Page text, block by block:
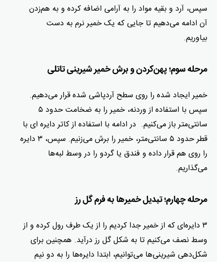
سپس، آرد و بقیه مواد را به آرامی اضافه کرده و به هم‌زدن
آن ادامه می‌دهیم تا جایی‌ که یک خمیر نرم به دست
بیاوریم.
مرحله سوم؛ پهن‌کردن و برش خمیر شیرینی تاتلی
خمیر ایجاد شده را روی سطح آردپاشی شده قرار می‌دهیم.
سپس با استفاده از وردنه، خمیر را به ضخامت حدود ۵
سانتی‌متر باز می‌کنیم. در ادامه با استفاده از کاتر دایره ای با
قطر حدود ۵ سانتی‌متر، خمیر را برش می‌زنیم. سپس، ۳ دایره
را روی هم قرار داده و فندق یا گردو را در وسط لبه‌ها
می‌گذاریم.
مرحله چهارم؛ تبدیل خمیرها به فرم گل رز
۳ دایره‌ای که از خمیر جدا کردیم را از یک طرف رول کرده و از
وسط نصف می‌کنیم تا به شکل گل رز درآید. همچنین برای
شکل‌دهی شیرینی‌ها می‌توانیم، ابتدا دایره‌ها را به دو نیم